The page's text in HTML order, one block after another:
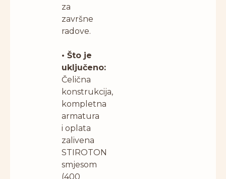
za
završne
radove.
• Što je
uključeno:
Čelična
konstrukcija,
kompletna
armatura
i oplata
zalivena
STIROTON
smjesom
(400